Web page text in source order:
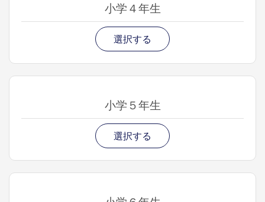
小学４年生
選択する
小学５年生
選択する